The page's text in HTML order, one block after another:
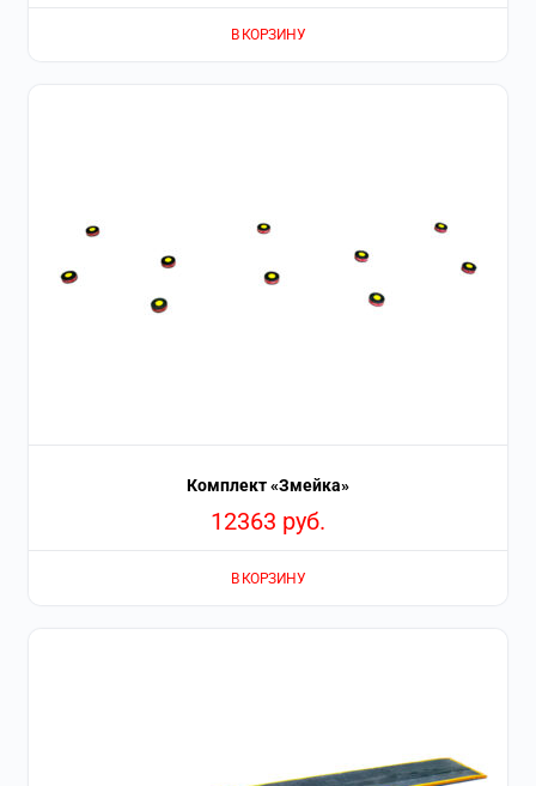
В КОРЗИНУ
Комплект «Змейка»
12363 руб.
В КОРЗИНУ